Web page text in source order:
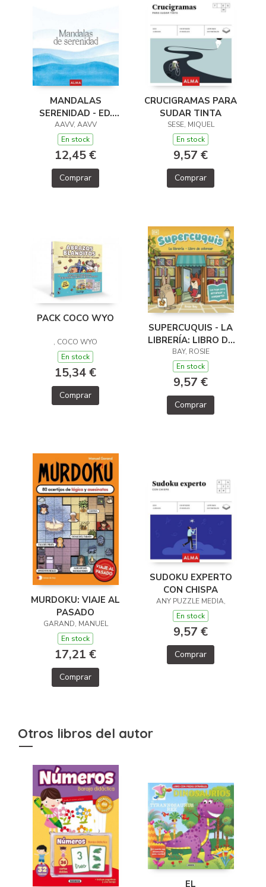
MANDALAS
SERENIDAD - ED.
2026 (COL. HOBBIES)
AAVV, AAVV
En stock
12,45 €
Comprar
CRUCIGRAMAS PARA
SUDAR TINTA
SESE, MIQUEL
En stock
9,57 €
Comprar
PACK COCO WYO
, COCO WYO
En stock
15,34 €
Comprar
SUPERCUQUIS - LA
LIBRERÍA: LIBRO DE
COLOREAR
BAY, ROSIE
En stock
9,57 €
Comprar
MURDOKU: VIAJE AL
PASADO
GARAND, MANUEL
En stock
17,21 €
Comprar
SUDOKU EXPERTO
CON CHISPA
ANY PUZZLE MEDIA,
En stock
9,57 €
Comprar
Otros libros del autor
EL